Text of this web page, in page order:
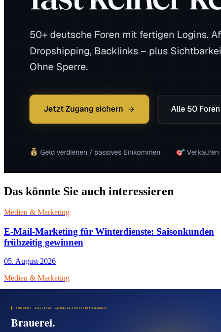
Das könnte Sie auch interessieren
Medien & Marketing
E-Mail-Marketing für Winterdienste: Saisonkunden
frühzeitig gewinnen
05. August 2026
Medien & Marketing
Gewerbekunden erreichen
05. August 2026